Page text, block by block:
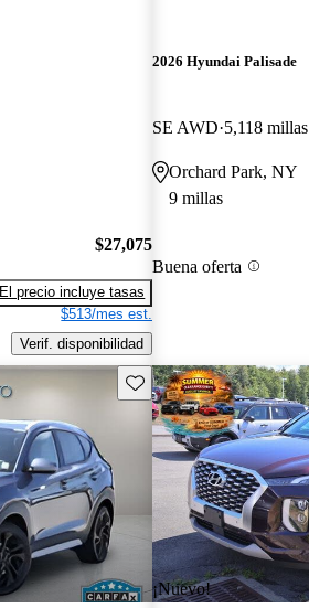
$27,075
El precio incluye tasas
$513/mes est.
Verif. disponibilidad
2026 Hyundai Palisade
SE AWD 5,118 millas
Orchard Park, NY
9 millas
Buena oferta
Guarda este Aviso
¡Nuevo!